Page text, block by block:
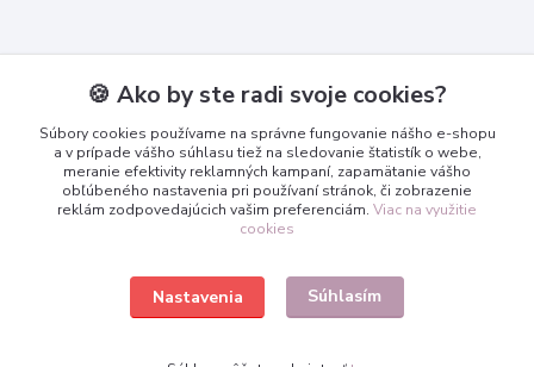
+421 950 365 567
info@3dcko.sk
www.3dcko.sk
🍪 Ako by ste radi svoje cookies?
Súbory cookies používame na správne fungovanie nášho e-shopu
a v prípade vášho súhlasu tiež na sledovanie štatistík o webe,
meranie efektivity reklamných kampaní, zapamätanie vášho
obľúbeného nastavenia pri používaní stránok, či zobrazenie
reklám zodpovedajúcich vašim preferenciám. Viac na využitie
cookies
Nastavenia Súhlasím